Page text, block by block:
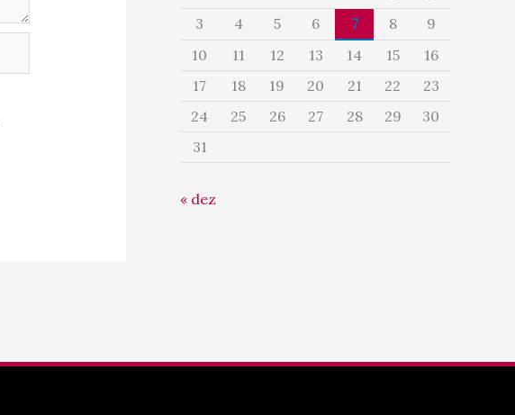
3
4 5 6 7 8
9
10
11 12 13 14 15
16
17
18 19 20 21 22
23
24
25 26 27 28 29
30
31
« dez